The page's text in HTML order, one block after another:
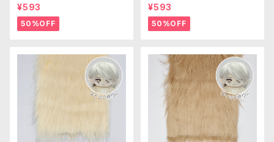
m(ひよこイエロー)WB009ボア
生地 25cm × 45cm
¥593
50%OFF
m(ピンクベージュ)WB002ボア
生地 25cm × 45cm
¥593
50%OFF